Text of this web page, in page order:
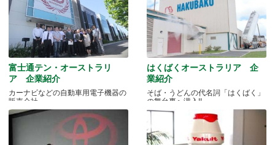
富士通テン・オーストラリ
ア 企業紹介
カーナビなどの自動車用電子機器の
販売会社
はくばくオーストラリア 企
業紹介
そば・うどんの代名詞「はくばく」
の舞台裏へ潜入!!